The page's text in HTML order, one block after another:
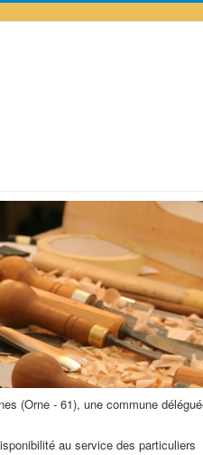
(Orne - 61), une commune
au service des particuliers